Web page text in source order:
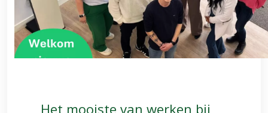
Het mooiste van werken bij